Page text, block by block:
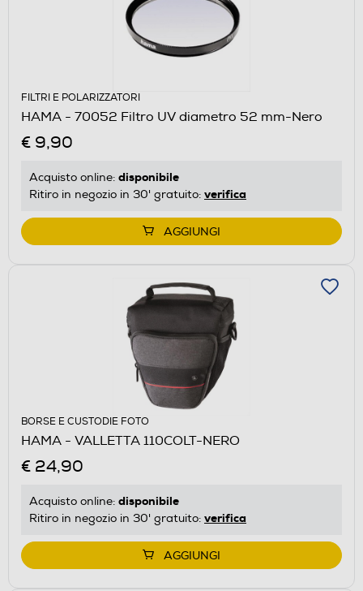
FILTRI E POLARIZZATORI
HAMA - 70052 Filtro UV diametro 52 mm-Nero
€ 9,90
Acquisto online: disponibile
Ritiro in negozio in 30' gratuito: verifica
AGGIUNGI
BORSE E CUSTODIE FOTO
HAMA - VALLETTA 110COLT-NERO
€ 24,90
Acquisto online: disponibile
Ritiro in negozio in 30' gratuito: verifica
AGGIUNGI